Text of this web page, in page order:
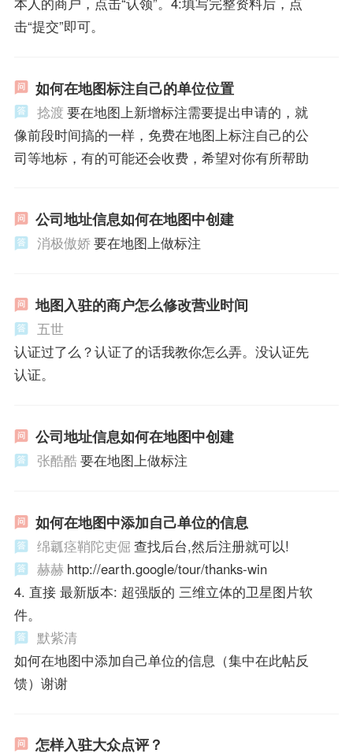
击“提交”即可。
如何在地图标注自己的单位位置
捻渡 要在地图上新增标注需要提出申请的，就
像前段时间搞的一样，免费在地图上标注自己的公
司等地标，有的可能还会收费，希望对你有所帮助
公司地址信息如何在地图中创建
消极傲娇要在地图上做标注
地图入驻的商户怎么修改营业时间
五世
认证过了么？认证了的话我教你怎么弄。没认证先
认证。
公司地址信息如何在地图中创建
张酷酷 要在地图上做标注
如何在地图中添加自己单位的信息
绵瓤痉鞘陀吏倔 查找后台,然后注册就可以!
赫赫 http://earth.google/tour/thanks-win
4. 直接 最新版本: 超强版的 三维立体的卫星图片软
件。
默紫清
如何在地图中添加自己单位的信息（集中在此帖反
馈）谢谢
怎样入驻大众点评？